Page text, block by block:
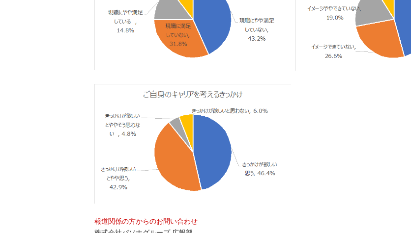
報道関係の方からのお問い合わせ